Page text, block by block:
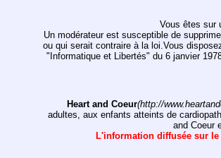
Vous êtes sur
Un modérateur est susceptible de
ou qui serait contraire à la loi.Vous
"Informatique et Libertés" du 6 janvier
Heart and Coeur(http://
adultes, aux enfants atteints de
and Coeur
L'information diffusée sur